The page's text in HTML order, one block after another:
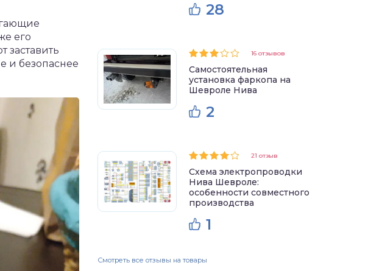
его
и безопаснее
28
16 отзывов
Самостоятельная
установка фаркопа на
Шевроле Нива
2
21 отзыв
Схема электропроводки
Нива Шевроле:
особенности совместного
производства
1
Смотреть все отзывы на товары